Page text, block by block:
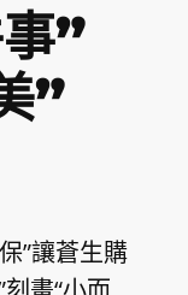
”
”